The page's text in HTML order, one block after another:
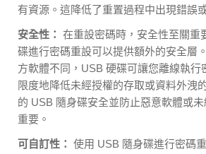
有資源。這降低了重置過程中出現錯誤
安全性： 在重設密碼時，安全性至關重
碟進行密碼重設可以提供額外的安全層
方軟體不同，USB 硬碟可讓您離線執行
限度地降低未經授權的存取或資料外洩
的 USB 隨身碟安全並防止惡意軟體或
重要。
可自訂性： 使用 USB 隨身碟進行密碼